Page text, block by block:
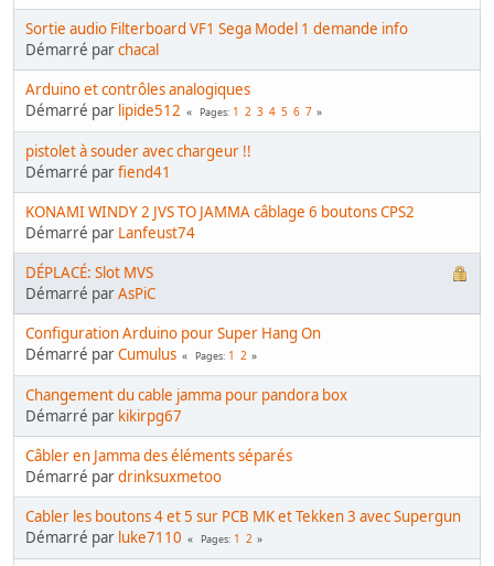
Sortie audio Filterboard VF1 Sega Model 1 demande info
Démarré parchacal
Arduino et contrôles analogiques
Démarré par lipide512 Pages 1 2 3 4 5 6 7
pistolet à souder avec chargeur !!
Démarré parfiend41
KONAMI WINDY 2 JVS TO JAMMA câblage 6 boutons CPS2
Démarré par Lanfeust74
DÉPLACÉ: Slot MVS
Démarré parAsPiC
Configuration Arduino pour Super Hang On
Démarré parCumulus Pages 1 2
Changement du cable jamma pour pandora box
Démarré par kikirpg67
Câbler en Jamma des éléments séparés
Démarré pardrinksuxmetoo
Cabler les boutons 4 et 5 sur PCB MK et Tekken 3 avec Supergun
Démarré par luke7110 Pages 1 2